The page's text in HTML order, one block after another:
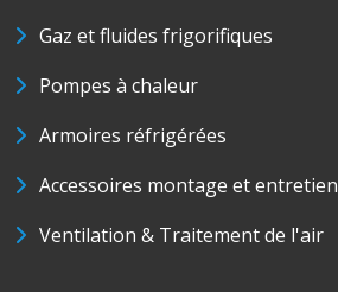
Gaz et fluides frigorifiques
Pompes à chaleur
Armoires réfrigérées
Accessoires montage et entretien
Ventilation & Traitement de l'air